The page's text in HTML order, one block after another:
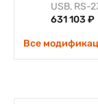
USB, RS-
631 103 ₽
Все